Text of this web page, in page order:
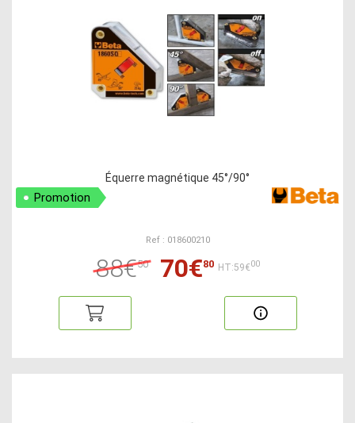
Équerre magnétique 45°/90°
Promotion
Ref : 018600210
88€50 70€80 HT:59€00